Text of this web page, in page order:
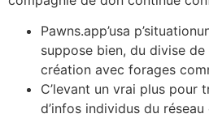
Pawns.app’usa
suppose bien, du divise
création avec forages
C’levant un vrai plus pour
d’infos individus du